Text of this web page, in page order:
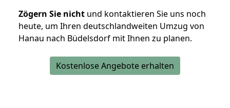
Zögern Sie nicht und kontaktieren Sie uns noch
heute, um Ihren deutschlandweiten Umzug von
Hanau nach Büdelsdorf mit Ihnen zu planen.
Kostenlose Angebote erhalten